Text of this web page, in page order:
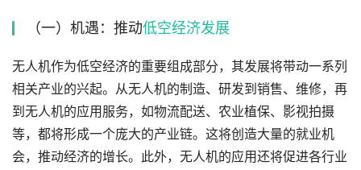
（一）机遇：推动低空经济发展
无人机作为低空经济的重要组成部分，其发展将带动一系列
相关产业的兴起。从无人机的制造、研发到销售、维修，再
到无人机的应用服务，如物流配送、农业植保、影视拍摄
等，都将形成一个庞大的产业链。这将创造大量的就业机
会，推动经济的增长。此外，无人机的应用还将促进各行业